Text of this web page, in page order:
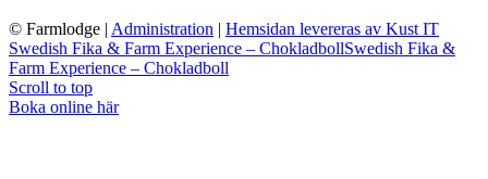
© Farmlodge | Administration | Hemsidan levereras av Kust IT
Swedish Fika & Farm Experience – ChokladbollSwedish Fika &
Farm Experience – Chokladboll
Scroll to top
Boka online här